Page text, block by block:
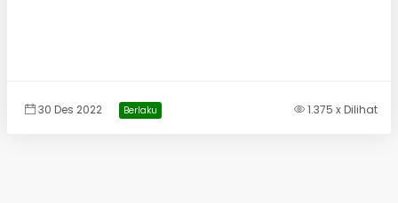
30 Des 2022 Berlaku 1.375 x Dilihat